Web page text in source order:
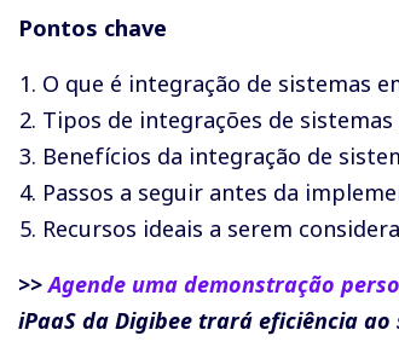
Pontos chave
O que é integração de sistemas
Tipos de integrações de
Benefícios da integração de
Passos a seguir antes da
Recursos ideais a serem
>>Agende uma demonstração
iPaaS da Digibee trará eficiência ao